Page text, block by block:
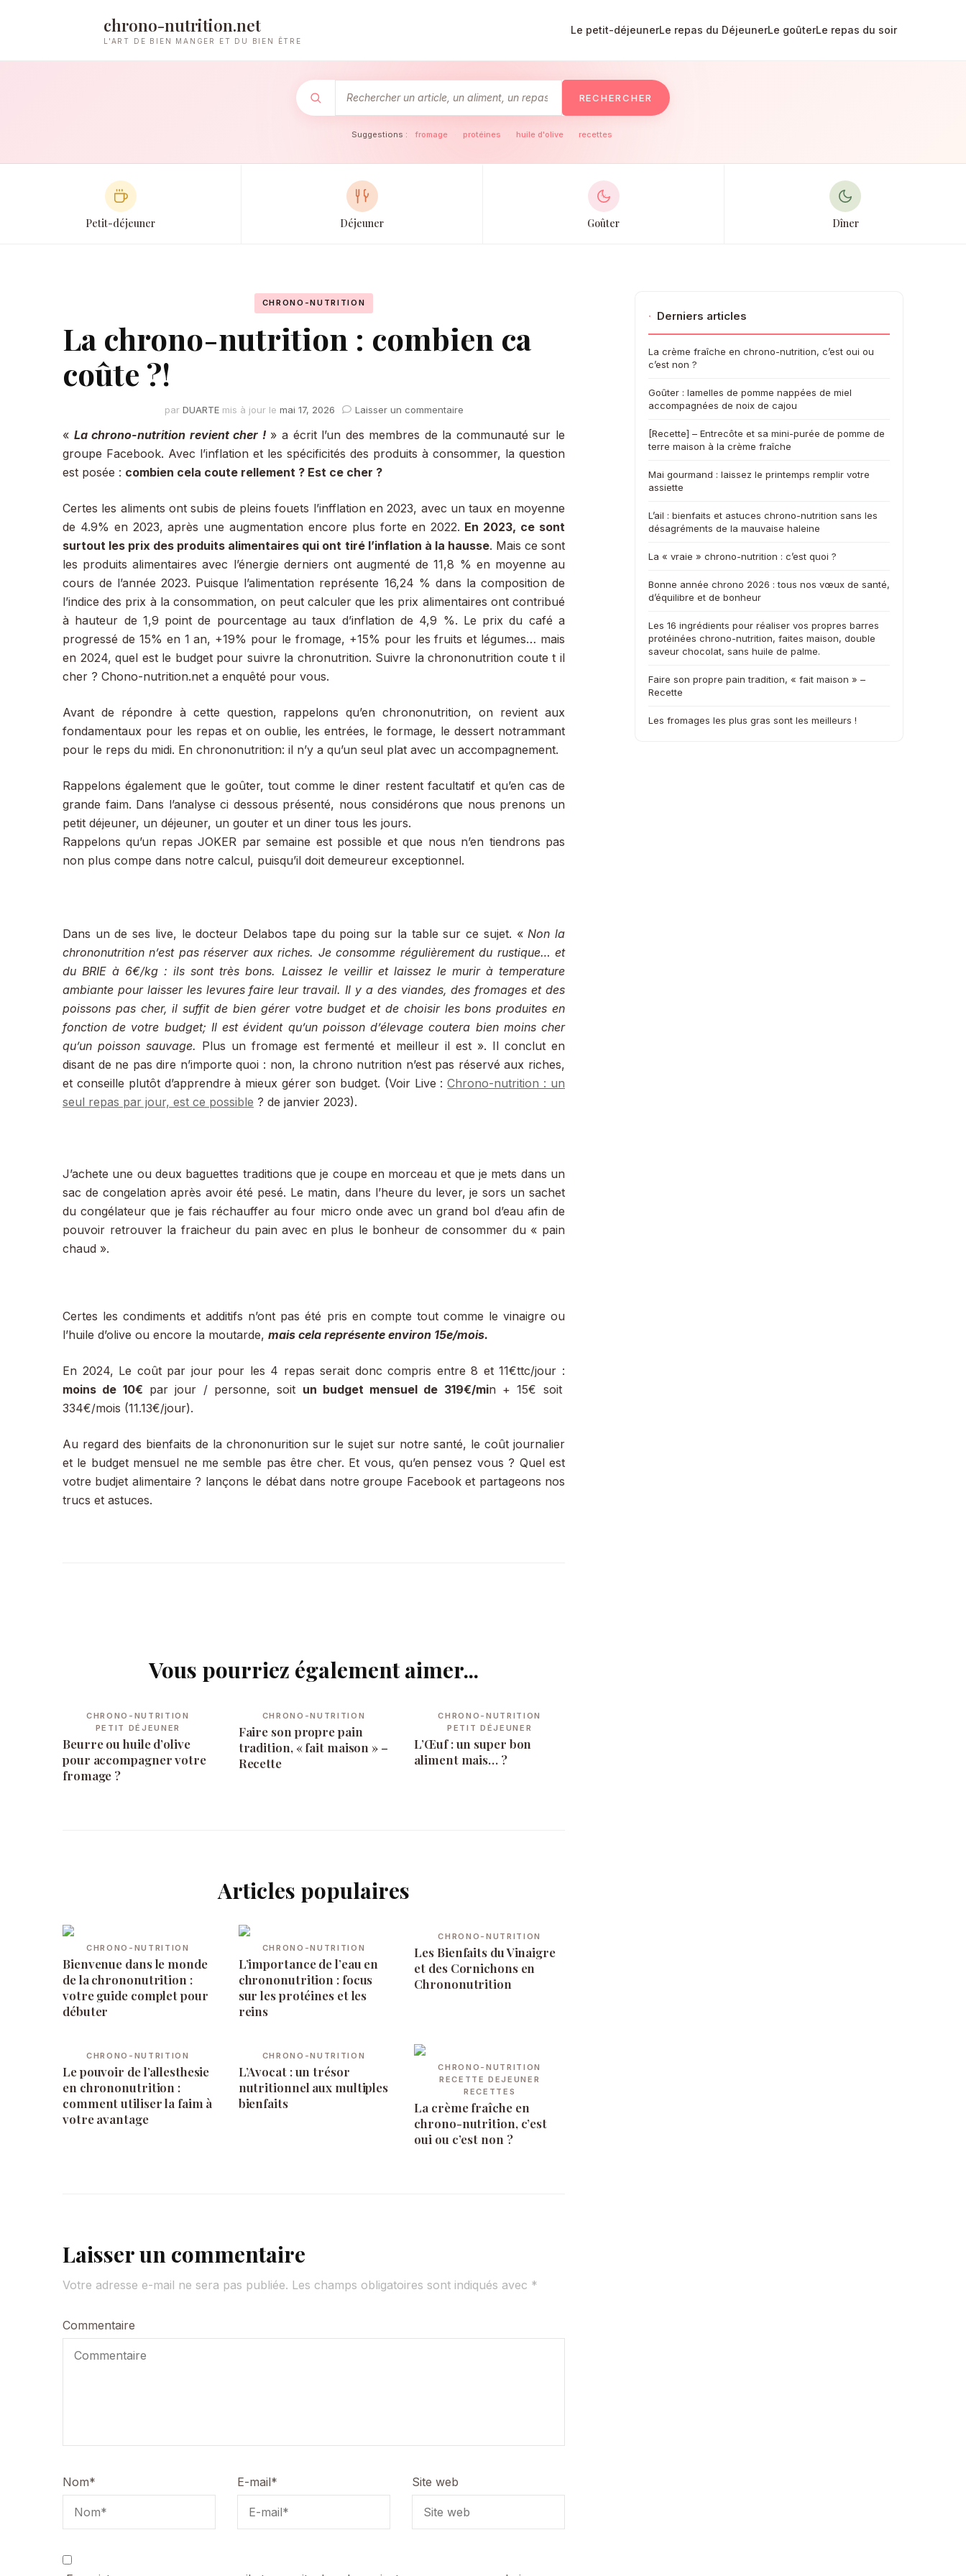
chrono-nutrition.net
L'ART DE BIEN MANGER ET DU BIEN ÊTRE
Le petit-déjeunerLe repas du DéjeunerLe goûterLe repas du soir
RECHERCHER
Suggestions : fromage protéines huile d'olive recettes
Petit-déjeuner Déjeuner Goûter Dîner
CHRONO-NUTRITION
La chrono-nutrition : combien ca
coûte ?!
par DUARTE mis à jour le mai 17, 2026 Laisser un commentairesur
chrono-
nutrition
coûte
?!
« La chrono-nutrition revient cher !» a écrit l’un des membres de la communauté sur le
groupe Facebook. Avec l’inflation et les spécificités des produits à consommer, la question
est posée : combien cela coute rellement ? Est ce cher ?
Certes les aliments ont subis de pleins fouets l’infflation en 2023, avec un taux en moyenne
de 4.9% en 2023, après une augmentation encore plus forte en 2022. En 2023, ce sont
surtout les prix des produits alimentaires qui ont tiré l’inflation à la hausse. Mais ce sont
les produits alimentaires avec l’énergie derniers ont augmenté de 11,8 % en moyenne au
cours de l’année 2023. Puisque l’alimentation représente 16,24 % dans la composition de
l’indice des prix à la consommation, on peut calculer que les prix alimentaires ont contribué
à hauteur de 1,9 point de pourcentage au taux d’inflation de 4,9 %. Le prix du café a
progressé de 15% en 1 an, +19% pour le fromage, +15% pour les fruits et légumes… mais
en 2024, quel est le budget pour suivre la chronutrition. Suivre la chrononutrition coute t il
cher ? Chono-nutrition.net a enquêté pour vous.
Avant de répondre à cette question, rappelons qu’en chrononutrition, on revient aux
fondamentaux pour les repas et on oublie, les entrées, le formage, le dessert notrammant
pour le reps du midi. En chrononutrition: il n’y a qu’un seul plat avec un accompagnement.
Rappelons également que le goûter, tout comme le diner restent facultatif et qu’en cas de
grande faim. Dans l’analyse ci dessous présenté, nous considérons que nous prenons un
petit déjeuner, un déjeuner, un gouter et un diner tous les jours.
Rappelons qu’un repas JOKER par semaine est possible et que nous n’en tiendrons pas
non plus compe dans notre calcul, puisqu’il doit demeureur exceptionnel.
Dans un de ses live, le docteur Delabos tape du poing sur la table sur ce sujet. «Non la
chrononutrition n’est pas réserver aux riches. Je consomme régulièrement du rustique… et
du BRIE à 6€/kg : ils sont très bons. Laissez le veillir et laissez le murir à temperature
ambiante pour laisser les levures faire leur travail. Il y a des viandes, des fromages et des
poissons pas cher, il suffit de bien gérer votre budget et de choisir les bons produites en
fonction de votre budget; Il est évident qu’un poisson d’élevage coutera bien moins cher
qu’un poisson sauvage. Plus un fromage est fermenté et meilleur il est ». Il conclut en
disant de ne pas dire n’importe quoi : non, la chrono nutrition n’est pas réservé aux riches,
et conseille plutôt d’apprendre à mieux gérer son budget. (Voir Live :Chrono-nutrition : un
seul repas par jour, est ce possible ? de janvier 2023).
J’achete une ou deux baguettes traditions que je coupe en morceau et que je mets dans un
sac de congelation après avoir été pesé. Le matin, dans l’heure du lever, je sors un sachet
du congélateur que je fais réchauffer au four micro onde avec un grand bol d’eau afin de
pouvoir retrouver la fraicheur du pain avec en plus le bonheur de consommer du « pain
chaud ».
Certes les condiments et additifs n’ont pas été pris en compte tout comme le vinaigre ou
l’huile d’olive ou encore la moutarde, mais cela représente environ 15e/mois.
En 2024, Le coût par jour pour les 4 repas serait donc compris entre 8 et 11€ttc/jour :
moins de 10€ par jour / personne, soit un budget mensuel de 319€/min + 15€ soit
334€/mois (11.13€/jour).
Au regard des bienfaits de la chrononurition sur le sujet sur notre santé, le coût journalier
et le budget mensuel ne me semble pas être cher. Et vous, qu’en pensez vous ? Quel est
votre budjet alimentaire ? lançons le débat dans notre groupe Facebook et partageons nos
trucs et astuces.
Vous pourriez également aimer...
CHRONO-NUTRITION
PETIT DÉJEUNER
Beurre ou huile d’olive
pour accompagner votre
fromage ?
CHRONO-NUTRITION
Faire son propre pain
tradition, « fait maison » –
Recette
CHRONO-NUTRITION
PETIT DÉJEUNER
L’Œuf : un super bon
aliment mais… ?
Articles populaires
CHRONO-NUTRITION
Bienvenue dans le monde
de la chrononutrition :
votre guide complet pour
débuter
CHRONO-NUTRITION
L’importance de l’eau en
chrononutrition : focus
sur les protéines et les
reins
CHRONO-NUTRITION
Les Bienfaits du Vinaigre
et des Cornichons en
Chrononutrition
CHRONO-NUTRITION
Le pouvoir de l’allesthesie
en chrononutrition :
comment utiliser la faim à
votre avantage
CHRONO-NUTRITION
L’Avocat : un trésor
nutritionnel aux multiples
bienfaits
CHRONO-NUTRITION
RECETTE DEJEUNER
RECETTES
La crème fraîche en
chrono-nutrition, c’est
oui ou c’est non ?
Laisser un commentaire
Votre adresse e-mail ne sera pas publiée. Les champs obligatoires sont indiqués avec *
Commentaire
Nom* E-mail* Site web
· Derniers articles
La crème fraîche en chrono-nutrition, c’est oui ou
c’est non ?
Goûter : lamelles de pomme nappées de miel
accompagnées de noix de cajou
[Recette] – Entrecôte et sa mini-purée de pomme de
terre maison à la crème fraîche
Mai gourmand : laissez le printemps remplir votre
assiette
L’ail : bienfaits et astuces chrono-nutrition sans les
désagréments de la mauvaise haleine
La « vraie » chrono-nutrition : c’est quoi ?
Bonne année chrono 2026 : tous nos vœux de santé,
d’équilibre et de bonheur
Les 16 ingrédients pour réaliser vos propres barres
protéinées chrono-nutrition, faites maison, double
saveur chocolat, sans huile de palme.
Faire son propre pain tradition, « fait maison » –
Recette
Les fromages les plus gras sont les meilleurs !